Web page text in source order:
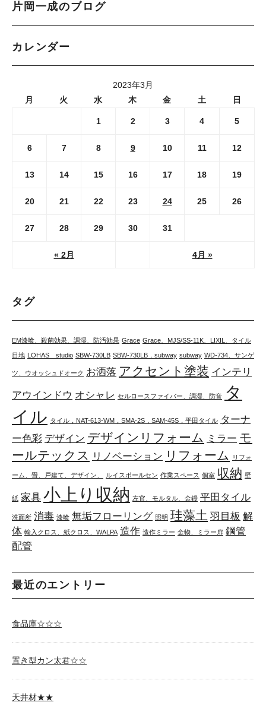
片岡一成のブログ
カレンダー
2023年3月
月
火 水 木 金 土 日
« 2月 4月 »
1 2 3 4 5
6 7 8 9 10 11 12
13 14 15 16 17 18 19
20 21 22 23 24 25 26
27 28 29 30 31
タグ
EM漆喰、殺菌効果、調湿、防汚効果 Grace Grace、MJS/SS-11K、LIXIL、タイル
目地 LOHAS studio SBW-730LB SBW-730LB，subway subway WD-734、サンゲ
ツ、ウオッシュドオーク お洒落 アクセント塗装 インテリ
アウインドウ オシャレ セルロースファイバー、調湿、防音 タ
イル タイル，NAT-613-WM，SMA-2S，SAM-45S，平田タイル ターナ
ー色彩 デザイン デザインリフォーム ミラー モ
ールテックス
リノベーション リフォーム リフォ
ーム、畳、戸建て、デザイン、 ルイスポールセン 作業スペース 個室 収納 壁
紙 家具 小上り収納 左官、モルタル、金鏝 平田タイル
洗面所 消毒 漆喰 無垢フローリング 照明 珪藻土 羽目板 解
体 輸入クロス、紙クロス、WALPA 造作 造作ミラー 金物、ミラー扉 鋼管
配管
最近のエントリー
食品庫☆☆☆
置き型カン太君☆☆
天井材★★